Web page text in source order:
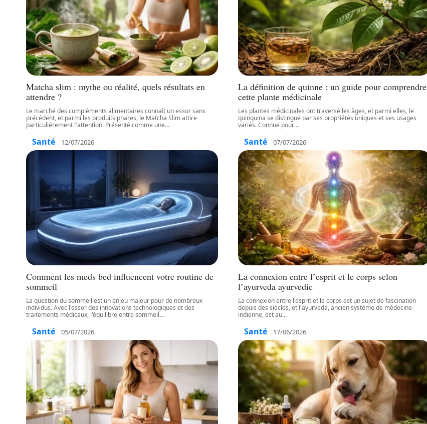
Matcha slim : mythe ou réalité, quels résultats en
attendre ?
Le marché des compléments alimentaires connaît un essor sans
précédent, et parmi les produits phares, le Matcha Slim attire
particulièrement l'attention. Présenté comme une…
Santé 12/07/2026
La définition de quinne : un guide pour comprendre
cette plante médicinale
Les plantes médicinales ont traversé les âges, et parmi elles, le
quinquina se distingue par ses propriétés uniques et ses usages
variés. Connue pour…
Santé 07/07/2026
Comment les meds bed influencent votre routine de
sommeil
La question du sommeil est un enjeu majeur pour de nombreux
individus. Avec l'essor des innovations technologiques et des
traitements médicaux, l'équilibre entre sommeil…
Santé 05/07/2026
La connexion entre l’esprit et le corps selon
l’ayurveda ayurvedic
La connexion entre l'esprit et le corps est un sujet de fascination
depuis des siècles, et l'ayurveda, ancien système de médecine
indienne, est au…
Santé 17/06/2026